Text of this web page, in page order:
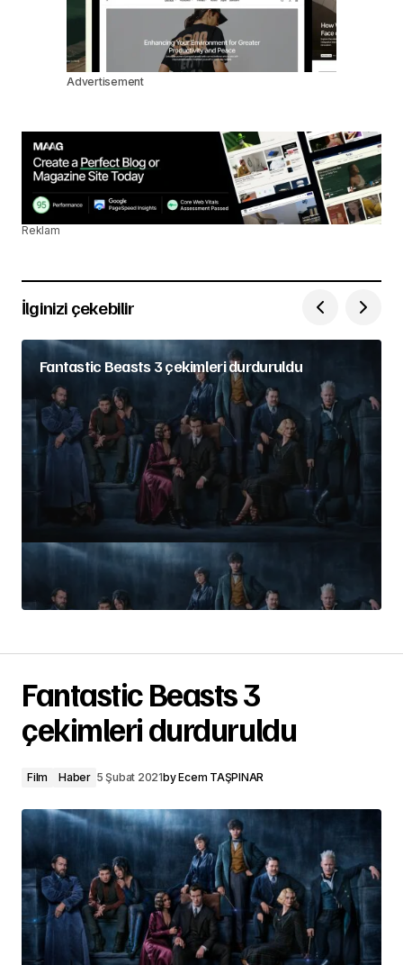
Advertisement
Reklam
İlginizi çekebilir
Fantastic Beasts 3 çekimleri durduruldu
Fantastic Beasts 3
çekimleri durduruldu
Film Haber 5 Şubat 2021byEcem TAŞPINAR